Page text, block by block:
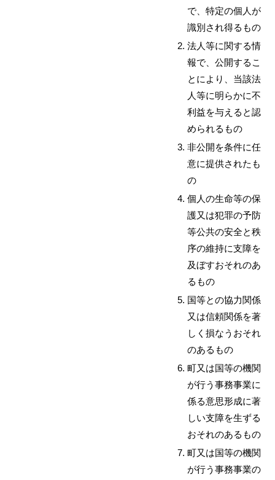
で、特定の個人が
識別され得るもの
法人等に関する情
報で、公開するこ
とにより、当該法
人等に明らかに不
利益を与えると認
められるもの
非公開を条件に任
意に提供されたも
の
個人の生命等の保
護又は犯罪の予防
等公共の安全と秩
序の維持に支障を
及ぼすおそれのあ
るもの
国等との協力関係
又は信頼関係を著
しく損なうおそれ
のあるもの
町又は国等の機関
が行う事務事業に
係る意思形成に著
しい支障を生ずる
おそれのあるもの
町又は国等の機関
が行う事務事業の